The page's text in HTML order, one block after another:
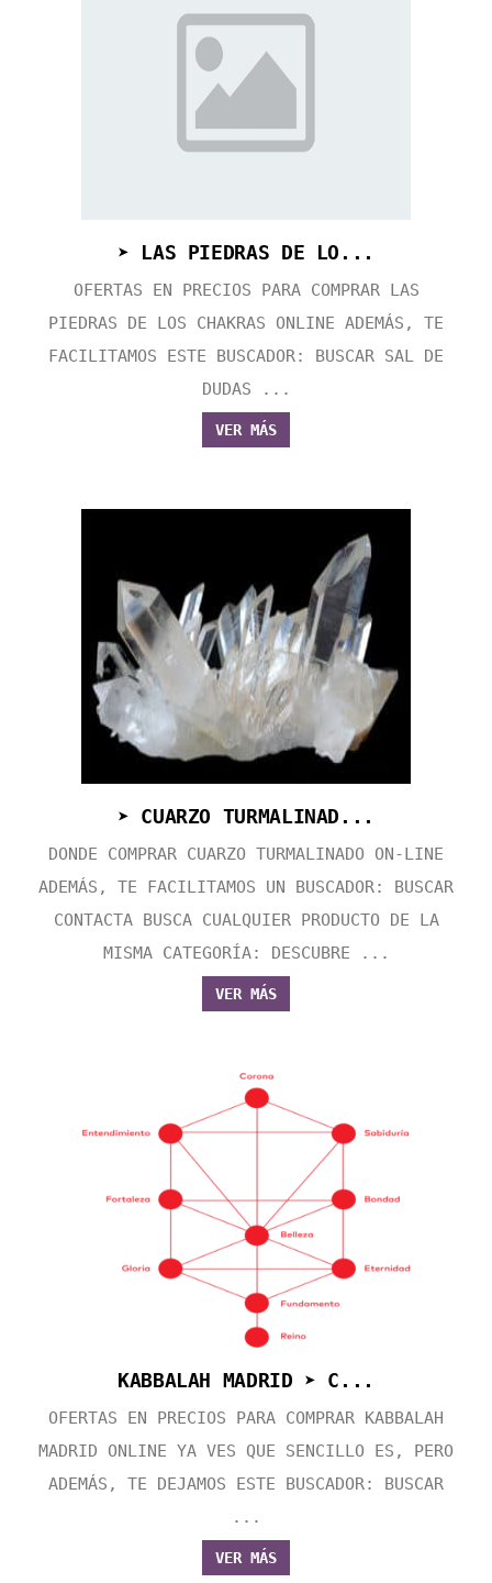
➤ LAS PIEDRAS DE LO...
OFERTAS EN PRECIOS PARA COMPRAR LAS
PIEDRAS DE LOS CHAKRAS ONLINE ADEMÁS, TE
FACILITAMOS ESTE BUSCADOR: BUSCAR SAL DE
DUDAS ...
VER MÁS
➤ CUARZO TURMALINAD...
DONDE COMPRAR CUARZO TURMALINADO ON-LINE
ADEMÁS, TE FACILITAMOS UN BUSCADOR: BUSCAR
CONTACTA BUSCA CUALQUIER PRODUCTO DE LA
MISMA CATEGORÍA: DESCUBRE ...
VER MÁS
KABBALAH MADRID ➤ C...
OFERTAS EN PRECIOS PARA COMPRAR KABBALAH
MADRID ONLINE YA VES QUE SENCILLO ES, PERO
ADEMÁS, TE DEJAMOS ESTE BUSCADOR: BUSCAR
...
VER MÁS